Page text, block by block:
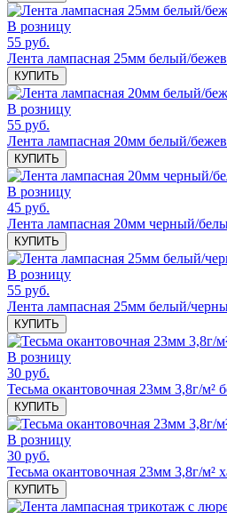
В розницу
55 руб.
Лента лампасная 25мм белый/
КУПИТЬ
В розницу
55 руб.
Лента лампасная 20мм белый/
КУПИТЬ
В розницу
45 руб.
Лента лампасная 20мм черный/
КУПИТЬ
В розницу
55 руб.
Лента лампасная 25мм белый/
КУПИТЬ
В розницу
30 руб.
Тесьма окантовочная 23мм 3,8г/м²
КУПИТЬ
В розницу
30 руб.
Тесьма окантовочная 23мм 3,8г/м²
КУПИТЬ